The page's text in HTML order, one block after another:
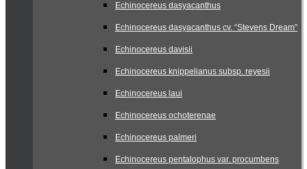
Echinocereus dasyacanthus
Echinocereus dasyacanthus cv. “Stevens Dream”
Echinocereus davisii
Echinocereus knippelianus subsp. reyesii
Echinocereus laui
Echinocereus ochoterenae
Echinocereus palmeri
Echinocereus pentalophus var. procumbens